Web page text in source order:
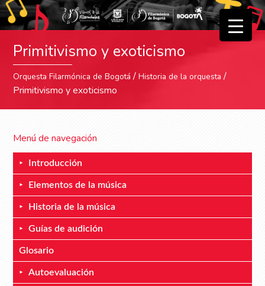
Primitivismo y exoticismo
Orquesta Filarmónica de Bogotá /Historia de la orquesta /
Primitivismo y exoticismo
Menú de navegación
Introducción
Elementos de la música
Historia de la música
Guías de audición
Glosario
Autoevaluación